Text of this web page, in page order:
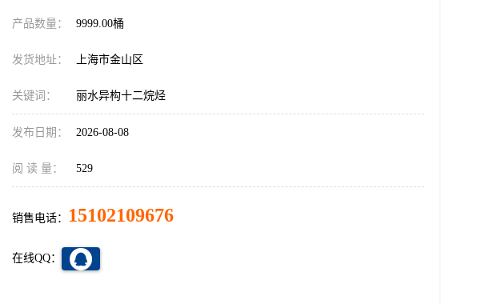
产品数量： 9999.00桶
发货地址： 上海市金山区
关键词： 丽水异构十二烷烃
发布日期： 2026-08-08
阅 读 量： 529
销售电话： 15102109676
在线QQ：